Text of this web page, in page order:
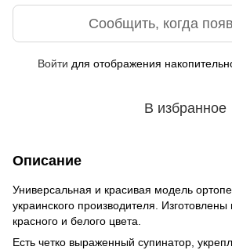
Сообщить, когда
Войти для отображения
В избранное
Описание
Универсальная и красивая модель
украинского производителя.
красного и белого цвета.
Есть четко выраженный супинатор,